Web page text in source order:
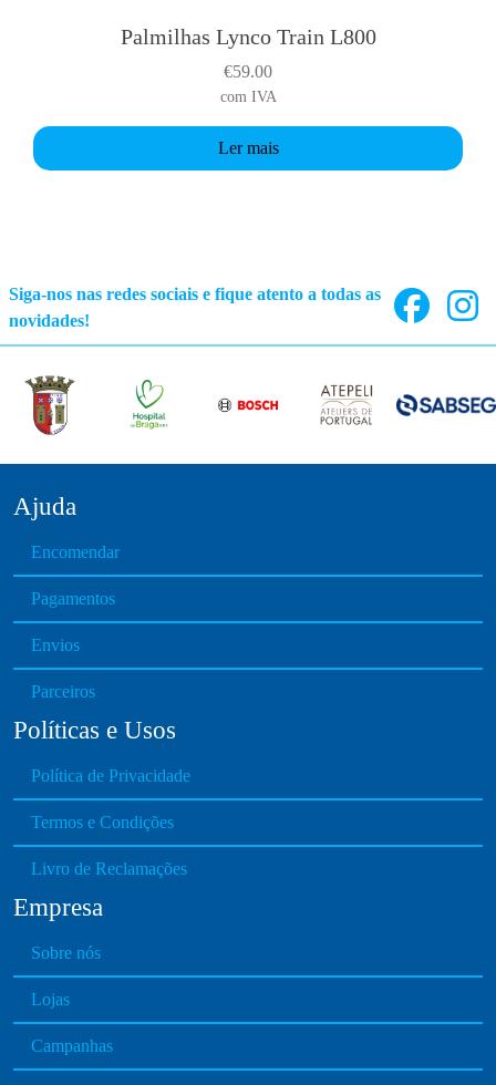
Palmilhas Lynco Train L800
€59.00
com IVA
Ler mais
Siga-nos nas redes sociais e fique atento a todas as
novidades!
Ajuda
Encomendar
Pagamentos
Envios
Parceiros
Políticas e Usos
Política de Privacidade
Termos e Condições
Livro de Reclamações
Empresa
Sobre nós
Lojas
Campanhas